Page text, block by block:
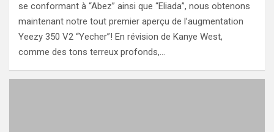
se conformant à “Abez” ainsi que “Eliada”, nous obtenons
maintenant notre tout premier aperçu de l’augmentation
Yeezy 350 V2 “Yecher”! En révision de Kanye West,
comme des tons terreux profonds,…